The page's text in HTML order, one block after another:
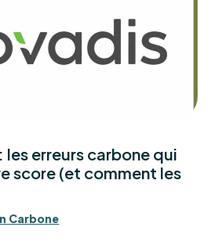
les erreurs carbone qui
score (et comment les
Carbone